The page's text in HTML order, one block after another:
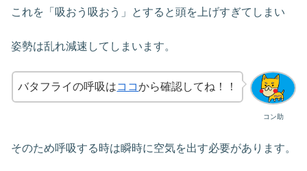
これを「吸おう吸おう」とすると頭を上げすぎてしまい
姿勢は乱れ減速してしまいます。
コン助
バタフライの呼吸はココから確認してね！！
そのため呼吸する時は瞬時に空気を出す必要があります。